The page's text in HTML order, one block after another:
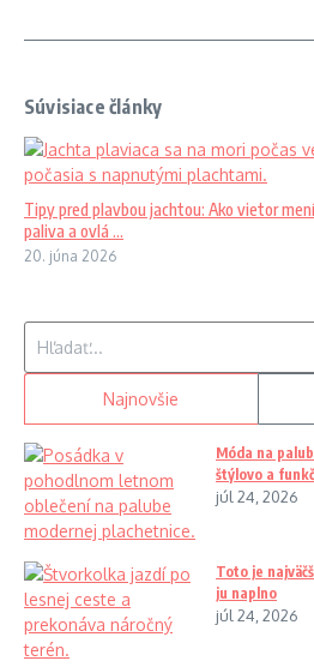
Súvisiace články
Tipy pred plavbou jachtou: Ako vietor
paliva a ovlá ...
20. júna 2026
Najnovšie
Móda na
štýlovo a
júl 24, 2026
Toto je
ju naplno
júl 24, 2026